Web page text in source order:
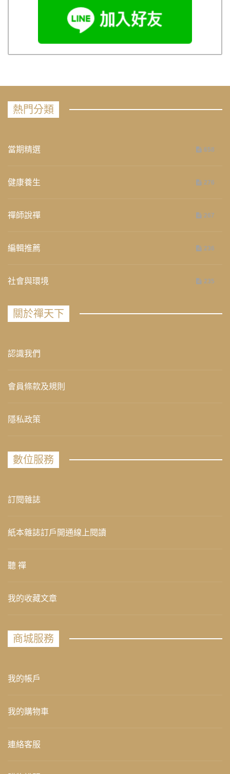
熱門分類
當期精選 658
健康養生 276
禪師說禪 267
編輯推薦 236
社會與環境 235
關於禪天下
認識我們
會員條款及規則
隱私政策
數位服務
訂閱雜誌
紙本雜誌訂戶開通線上閱讀
聽 禪
我的收藏文章
商城服務
我的帳戶
我的購物車
連絡客服